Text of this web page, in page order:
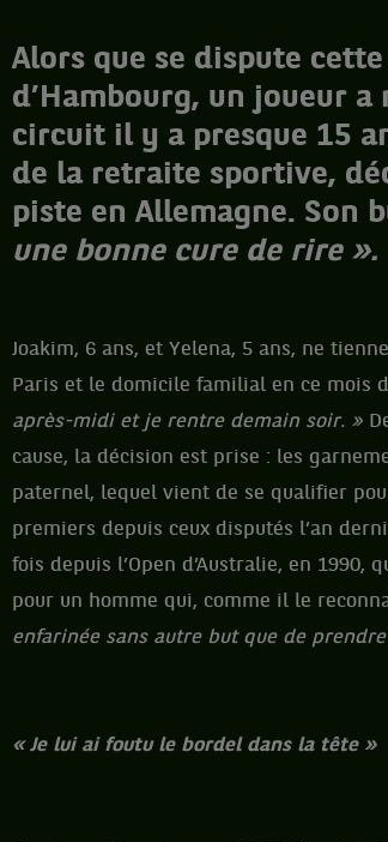
Alors que se dispute
d’Hambourg, un joueur
circuit il y a presque 15
de la retraite sportive,
piste en Allemagne. Son
une bonne cure de rire ».
Joakim, 6 ans, et Yelena, 5 ans, ne
Paris et le domicile familial en ce mois
après-midi et je rentre demain soir. »
cause, la décision est prise : les
paternel, lequel vient de se qualifier
premiers depuis ceux disputés l’an
fois depuis l’Open d’Australie, en 1990,
pour un homme qui, comme il le
enfarinée sans autre but que de
« Je lui ai foutu le bordel dans la tête »